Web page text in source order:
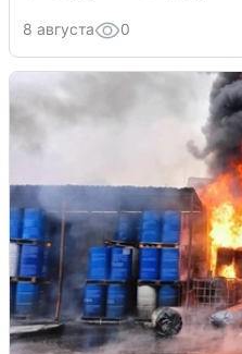
8 августа 0